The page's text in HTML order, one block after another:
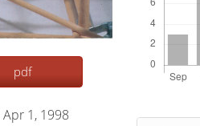
pdf
Apr 1, 1998